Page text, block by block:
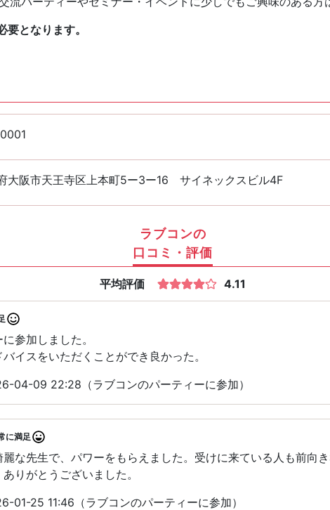
となります。
大阪市天王寺区上本町5ー3ー16 サイネックスビル4F
ラブコンの
口コミ・評価
平均評価 4.11
参加しました。
イスをいただくことができ良かった。
04-09 22:28（ラブコンのパーティーに参加）
に満足
麗な先生で、パワーをもらえました。受けに来ている人も前向
りがとうございました。
01-25 11:46（ラブコンのパーティーに参加）